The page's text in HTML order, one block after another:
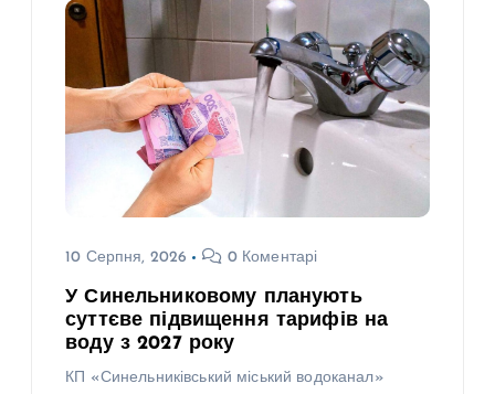
10 Серпня, 2026 0 Коментарі
У Синельниковому планують
суттєве підвищення тарифів на
воду з 2027 року
КП «Синельниківський міський водоканал»